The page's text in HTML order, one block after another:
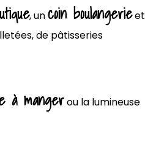
, uncoin boulangerieet
de pâtisseries
à mangerou la lumineuse